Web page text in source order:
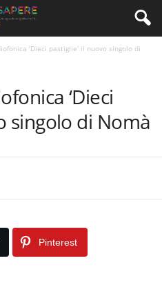
‘Dieci pastiglie’ il nuovo singolo di
‘Dieci
singolo di Nomà
Pinterest